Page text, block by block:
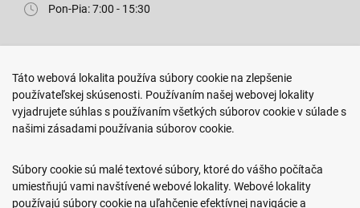
Pon-Pia: 7:00 - 15:30
Arm. gen. Svobodu 23/A
080 01 Prešov
0917 466 578
sekcovpredajna@doroka.sk
Pon-Ned: 9:00 - 20:00
Táto webová lokalita používa súbory cookie na zlepšenie
používateľskej skúsenosti. Používaním našej webovej lokality
vyjadrujete súhlas s používaním všetkých súborov cookie v súlade s
našimi zásadami používania súborov cookie.
Súbory cookie sú malé textové súbory, ktoré do vášho počítača
umiestňujú vami navštívené webové lokality. Webové lokality
používajú súbory cookie na uľahčenie efektívnej navigácie a